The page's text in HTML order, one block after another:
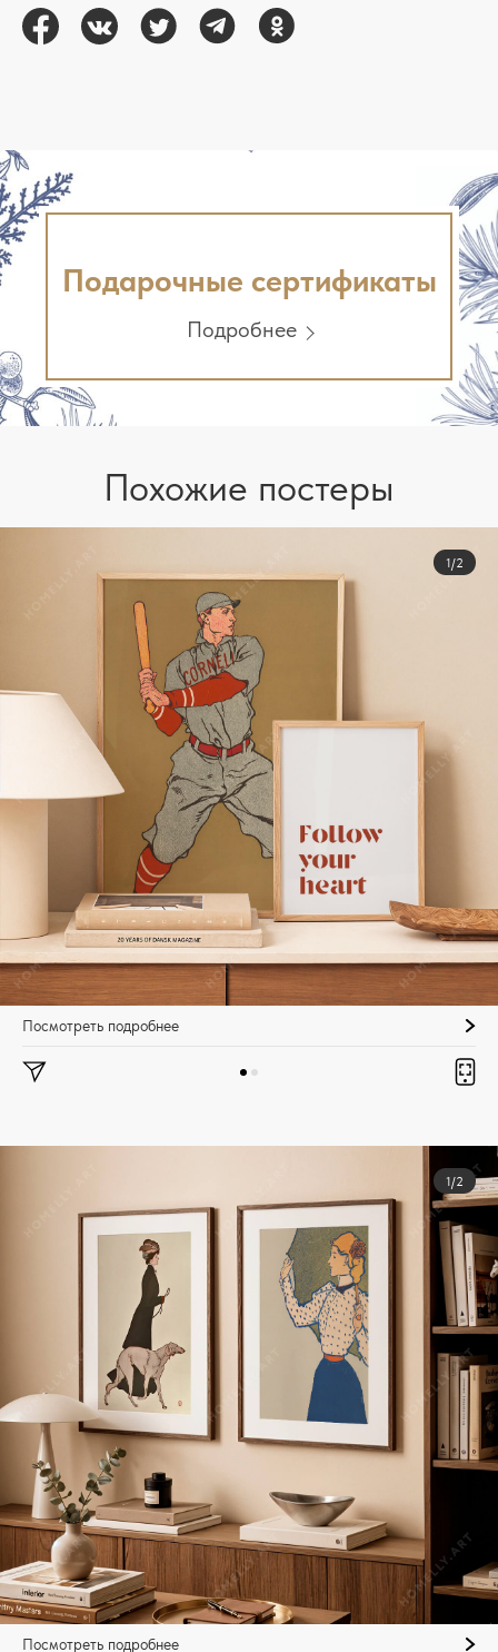
Подарочные сертификаты
Подробнее
Похожие постеры
1/2
Посмотреть подробнее
1/2
Посмотреть подробнее